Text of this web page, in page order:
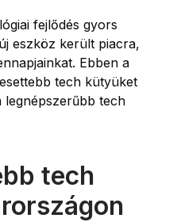
fejlődés gyors
eszköz került piacra,
Ebben a
tech kütyüket
legnépszerűbb tech
tech